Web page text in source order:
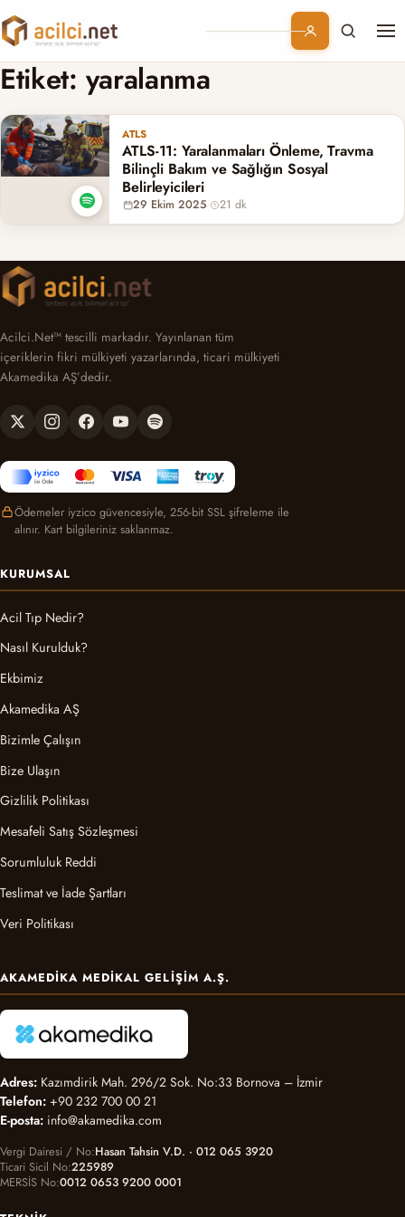
Branşlar
Konular
Kurumsal
Abonelik
Etiket: yaralanma
ATLS
ATLS-11: Yaralanmaları Önleme, Travma
Bilinçli Bakım ve Sağlığın Sosyal
Belirleyicileri
29 Ekim 2025· 21 dk
Acilci.Net™ tescilli markadır. Yayınlanan tüm
içeriklerin fikri mülkiyeti yazarlarında, ticari mülkiyeti
Akamedika AŞ’dedir.
Ödemeler iyzico güvencesiyle, 256-bit SSL şifreleme ile
alınır. Kart bilgileriniz saklanmaz.
KURUMSAL
Acil Tıp Nedir?
Nasıl Kurulduk?
Ekbimiz
Akamedika AŞ
Bizimle Çalışın
Bize Ulaşın
Gizlilik Politikası
Mesafeli Satış Sözleşmesi
Sorumluluk Reddi
Teslimat ve İade Şartları
Veri Politikası
AKAMEDIKA MEDIKAL GELIŞIM A.Ş.
Adres: Kazımdirik Mah. 296/2 Sok. No:33 Bornova – İzmir
Telefon: +90 232 700 00 21
E-posta: info@akamedika.com
Vergi Dairesi / No Hasan Tahsin V.D. · 012 065 3920
Ticari Sicil No 225989
MERSİS No 0012 0653 9200 0001